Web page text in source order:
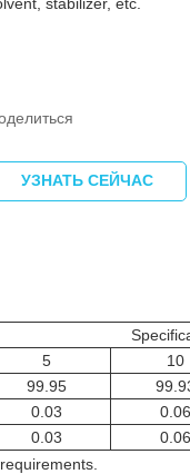
УЗНАТЬ СЕЙЧАС
5 10
99.95
0.03 0.06
0.03 0.06